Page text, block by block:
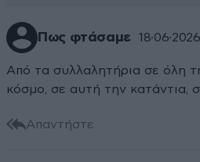
Πως φτάσαμε
Από τα συλλαλητήρια σε όλη
κόσμο, σε αυτή την κατάντια,
Απαντήστε